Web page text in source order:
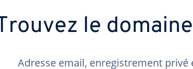
Trouvez le
Adresse email, enregistrement privé